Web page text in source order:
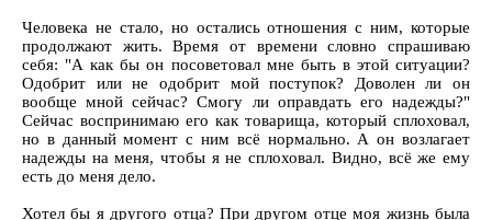
Человека не стало, но остались отношения с ним, которые
продолжают жить. Время от времени словно спрашиваю
себя: "А как бы он посоветовал мне быть в этой ситуации?
Одобрит или не одобрит мой поступок? Доволен ли он
вообще мной сейчас? Смогу ли оправдать его надежды?"
Сейчас воспринимаю его как товарища, который сплоховал,
но в данный момент с ним всё нормально. А он возлагает
надежды на меня, чтобы я не сплоховал. Видно, всё же ему
есть до меня дело.
Хотел бы я другого отца? При другом отце моя жизнь была